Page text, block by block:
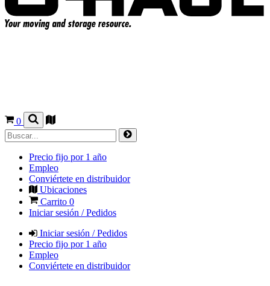
0
Precio fijo por 1 año
Empleo
Conviértete en distribuidor
Ubicaciones
Carrito 0
Iniciar sesión / Pedidos
Iniciar sesión / Pedidos
Precio fijo por 1 año
Empleo
Conviértete en distribuidor